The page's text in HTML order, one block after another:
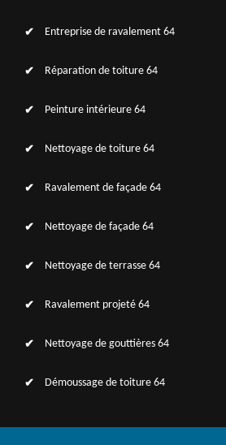
Entreprise de ravalement 64
Réparation de toiture 64
Peinture intérieure 64
Nettoyage de toiture 64
Ravalement de façade 64
Nettoyage de façade 64
Nettoyage de terrasse 64
Ravalement projeté 64
Nettoyage de gouttières 64
Démoussage de toiture 64